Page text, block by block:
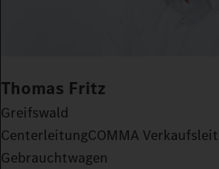
Thomas Fritz
Greifswald
CenterleitungCOMMA
Gebrauchtwagen